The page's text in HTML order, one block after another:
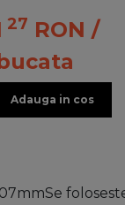
27 RON /
Adauga in cos